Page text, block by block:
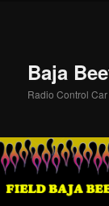
へ
移
動
Baja
Radio Control